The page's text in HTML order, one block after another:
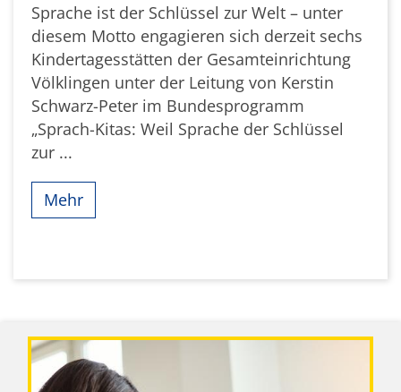
Sprache ist der Schlüssel zur Welt – unter
diesem Motto engagieren sich derzeit sechs
Kindertagesstätten der Gesamteinrichtung
Völklingen unter der Leitung von Kerstin
Schwarz-Peter im Bundesprogramm
„Sprach-Kitas: Weil Sprache der Schlüssel
zur ...
Mehr